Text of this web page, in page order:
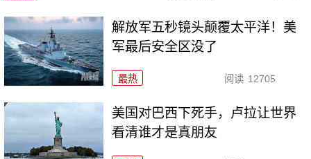
解放军五秒镜头颠覆太平洋！美
军最后安全区没了
最热 阅读 12705
美国对巴西下死手，卢拉让世界
看清谁才是真朋友